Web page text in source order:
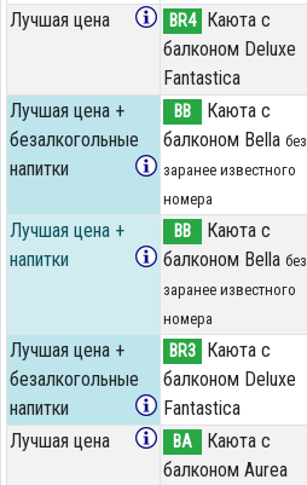
Лучшая цена BR4
Каюта с
балконом Deluxe
Fantastica
Лучшая цена +
безалкогольные
напитки
BB
Каюта с
балконом Bella без
заранее известного
номера
Лучшая цена +
напитки
BB
Каюта с
балконом Bella без
заранее известного
номера
Лучшая цена +
безалкогольные
напитки
BR3
Каюта с
балконом Deluxe
Fantastica
Лучшая цена BA
Каюта с
балконом Aurea